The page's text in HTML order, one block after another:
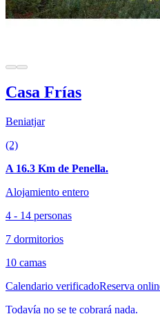
Casa Frías
Beniatjar
(2)
A 16.3 Km de Penella.
Alojamiento entero
4 - 14 personas
7 dormitorios
10 camas
Calendario verificadoReserva
Todavía no se te cobrará nada.